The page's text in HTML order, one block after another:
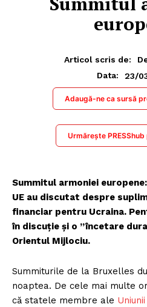
Articol scris de:
Data:
23/
Adaugă-ne ca sursă
Urmărește
Summitul armoniei
UE au discutat despre
financiar pentru Ucraina.
în discuție și o ”încetare
Orientul Mijlociu.
Summiturile de la Bruxelles
noaptea. De cele mai multe
că statele membre ale